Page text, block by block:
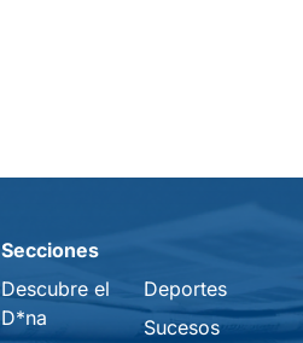
Secciones
Descubre el
D*na
Deportes
Sucesos